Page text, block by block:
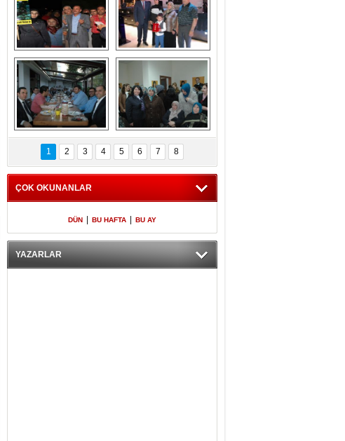
Gölbaşı GAZZE
İÇİN YÜRÜDÜ
Kaymakamlıktan
iftar yemeği
Kaymakamlıktan
iftar yemeği
NERGÜL
YILDIRIM SEÇİM
BÜROSUNU AÇTI
1 2 3 4 5 6 7 8
ÇOK OKUNANLAR
DÜN BU HAFTA BU AY
YAZARLAR